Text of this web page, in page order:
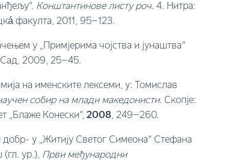
Конштантинове листy роч. 4. Нитра:
факулта, 2011, 95–123.
у „Примјерима чојства и јунаштва”
2009, 25–45.
на именските лексеми, у: Томислав
собир на млади македонисти. Скопје:
„Блаже Конески”, 2008, 249–260.
у „Житију Светог Симеона” Стефана
ур.), Први међународни